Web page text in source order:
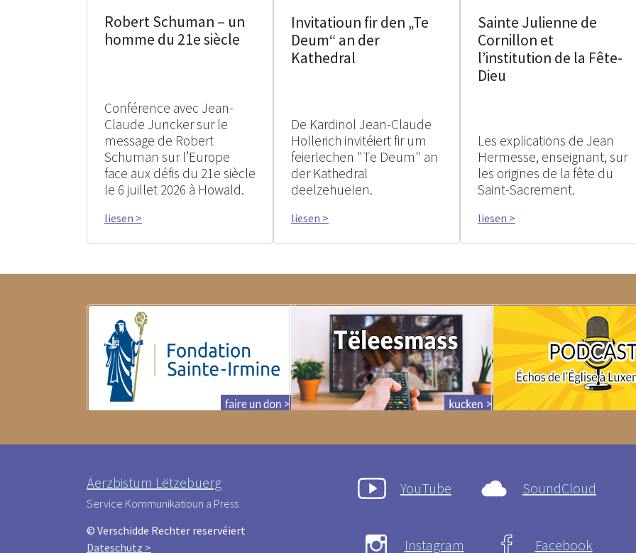
Robert Schuman – un
homme du 21e siècle
Conférence avec Jean-
Claude Juncker sur le
message de Robert
Schuman sur l’Europe
face aux défis du 21e siècle
le 6 juillet 2026 à Howald.
liesen >
Invitatioun fir den „Te
Deum“ an der
Kathedral
De Kardinol Jean-Claude
Hollerich invitéiert fir um
feierlechen "Te Deum" an
der Kathedral
deelzehuelen.
liesen >
Sainte Julienne de
Cornillon et
l’institution de la Fête-
Dieu
Les explications de Jean
Hermesse, enseignant, sur
les origines de la fête du
Saint-Sacrement.
liesen >
Äerzbistum Lëtzebuerg
Service Kommunikatioun a Press
© Verschidde Rechter reservéiert
Dateschutz >
YouTube SoundCloud
Instagram Facebook